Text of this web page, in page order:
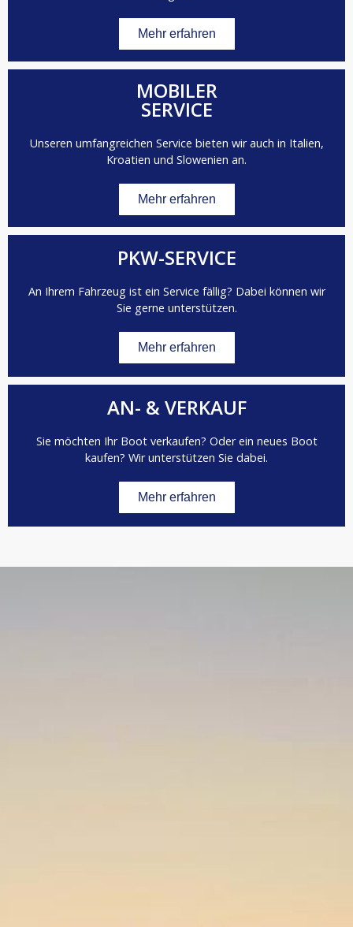
Mehr erfahren
MOBILER
SERVICE
Unseren umfangreichen Service bieten wir auch in Italien,
Kroatien und Slowenien an.
Mehr erfahren
PKW-SERVICE
An Ihrem Fahrzeug ist ein Service fällig? Dabei können wir
Sie gerne unterstützen.
Mehr erfahren
AN- & VERKAUF
Sie möchten Ihr Boot verkaufen? Oder ein neues Boot
kaufen? Wir unterstützen Sie dabei.
Mehr erfahren